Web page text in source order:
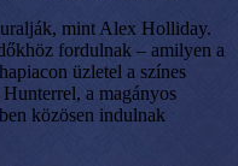
mint Alex Holliday.
fordulnak – amilyen a
üzletel a színes
a magányos
közösen indulnak